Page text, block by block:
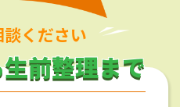
ください
前整理まで
前整理まで